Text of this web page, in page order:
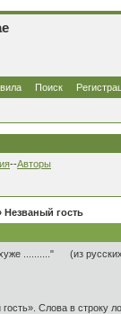
Поиск
--Авторы
Незваный гость
хуже .........." (из
Слова в строку